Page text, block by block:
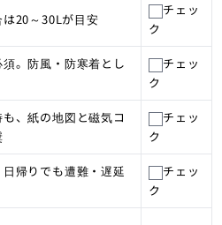
は20～30Lが目安
チェッ
ク
。防風・防寒着とし
チェッ
ク
、紙の地図と磁気コ
チェッ
ク
帰りでも遭難・遅延
チェッ
ク